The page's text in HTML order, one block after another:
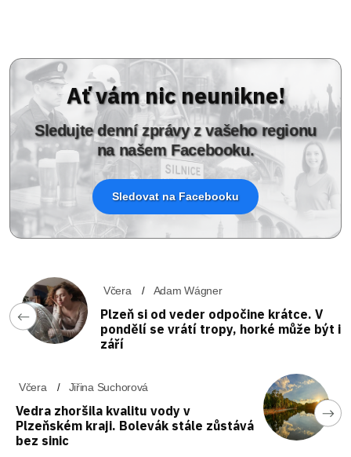
Ať vám nic neunikne!
Sledujte denní zprávy z vašeho regionu
na našem Facebooku.
Sledovat na Facebooku
Včera Adam Wágner
Plzeň si od veder odpočine krátce. V
pondělí se vrátí tropy, horké může být i
září
Včera Jiřina Suchorová
Vedra zhoršila kvalitu vody v
Plzeňském kraji. Bolevák stále zůstává
bez sinic